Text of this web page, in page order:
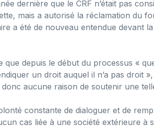
dernière que le CRF n’était pas
mais a autorisé la réclamation du
a été de nouveau entendue devant la
depuis le début du processus «
un droit auquel il n’a pas droit
aucune raison de soutenir une
constante de dialoguer et de
cas liée à une société extérieure à